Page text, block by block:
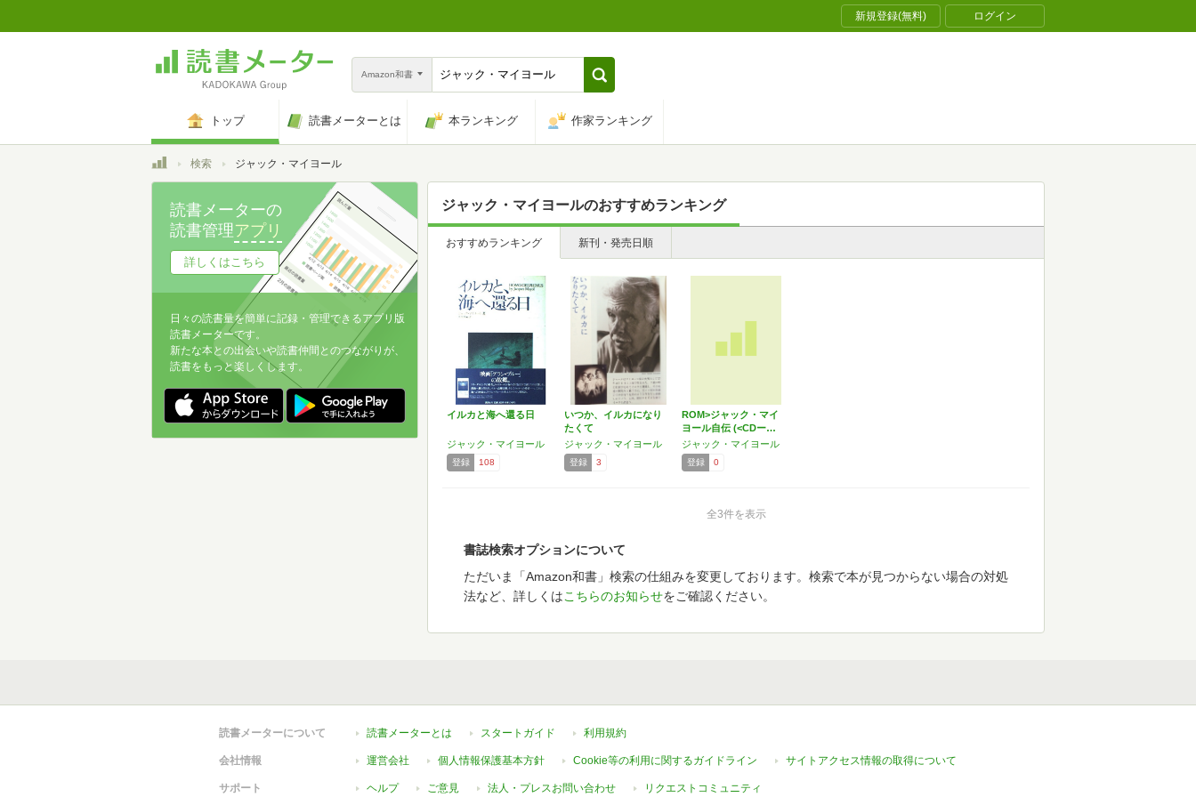
新規登録(無料) ログイン
Amazon和書
トップ 読書メーターとは 本ランキング 作家ランキング
トップ検索 ジャック・マイヨール
ジャック・マイヨールのおすすめランキング
おすすめランキング 新刊・発売日順
イルカと海へ還る日
ジャック・マイヨール
登録 108
いつか、イルカになり
たくて
ジャック・マイヨール
登録 3
ROM>ジャック・マイ
ヨール自伝 (<CDー…
ジャック・マイヨール
登録 0
全3件を表示
書誌検索オプションについて
ただいま「Amazon和書」検索の仕組みを変更しております。検索で本が見つからない場合の対処
法など、詳しくはこちらのお知らせをご確認ください。
読書メーターの
読書管理アプリ
詳しくはこちら
日々の読書量を簡単に記録・管理できるアプリ版
読書メーターです。
新たな本との出会いや読書仲間とのつながりが、
読書をもっと楽しくします。
読書メーターについて 読書メーターとは スタートガイド 利用規約
会社情報 運営会社 個人情報保護基本方針 Cookie等の利用に関するガイドライン サイトアクセス情報の取得について
サポート ヘルプ ご意見 法人・プレスお問い合わせ リクエストコミュニティ